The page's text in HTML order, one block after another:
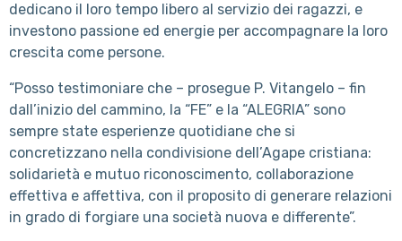
dedicano il loro tempo libero al servizio dei ragazzi, e
investono passione ed energie per accompagnare la loro
crescita come persone.
“Posso testimoniare che – prosegue P. Vitangelo – fin
dall’inizio del cammino, la “FE” e la “ALEGRIA” sono
sempre state esperienze quotidiane che si
concretizzano nella condivisione dell’Agape cristiana:
solidarietà e mutuo riconoscimento, collaborazione
effettiva e affettiva, con il proposito di generare relazioni
in grado di forgiare una società nuova e differente”.